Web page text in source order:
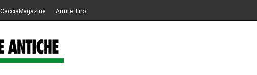
CacciaMagazine Armi e Tiro